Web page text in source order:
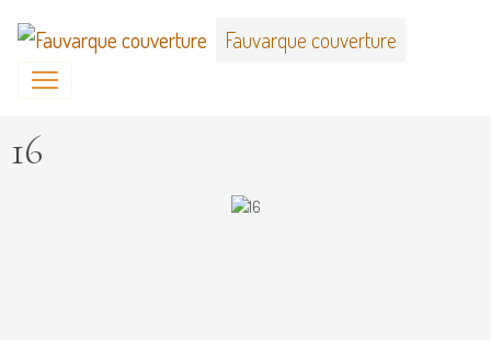
Fauvarque couverture
16